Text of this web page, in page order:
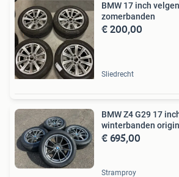
BMW 17 inch
zomerbanden
€ 200,00
Sliedrecht
BMW Z4 G29 17
winterbanden
€ 695,00
Stramproy